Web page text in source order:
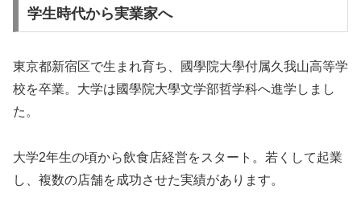
学生時代から実業家へ
東京都新宿区で生まれ育ち、國學院大學付属久我山高等学
校を卒業。大学は國學院大學文学部哲学科へ進学しまし
た。
大学2年生の頃から飲食店経営をスタート。若くして起業
し、複数の店舗を成功させた実績があります。